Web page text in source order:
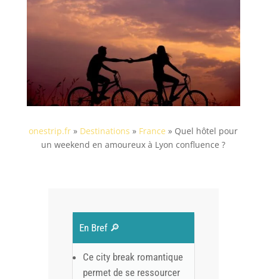
onestrip.fr » Destinations » France » Quel hôtel pour
un weekend en amoureux à Lyon confluence ?
En Bref 🔎
Ce city break romantique
permet de se ressourcer